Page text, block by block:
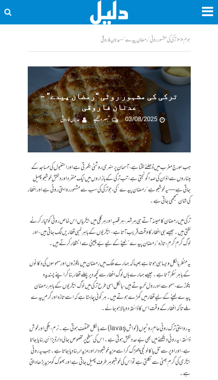
ہوم<<ترکی کی مشہور روٹی “رمضان پیدے” – عدنان فاروقی
ترکی کی مشہور روٹی “رمضان پیدے” –
عدنان فاروقی
03/08/2025
تبصرہ لکھیے عدنان فاروقی
جب سورج مغرب میں ڈھلنے لگتا ہے، آسمان پر سنہری روشنی بکھرتی ہے اور استنبول کی مساجد کے
میناروں سے اذان کی صدا گونجتی ہے، تب ترکی کے بازاروں میں ایک منفرد اور دلکش خوشبو پھیل
جاتی ہے—یہ خوشبو ہے “رمضان پیدے” کی، جو ترکی کی سب سے مشہور روایتی روٹی ہے اور افطار
کی شان سمجھی جاتی ہے۔
ترکی میں رمضان کا مہینہ آتے ہی ہر شہر، ہر قصبہ اور ہر گلی میں بیکریاں اس خاص روٹی کو تیار کرنے
لگتی ہیں۔ جیسے ہی افطار کا وقت قریب آتا ہے، بیکریوں کے باہر لمبی قطاریں لگ جاتی ہیں، اور
لوگ گرم گرم، تازہ “رمضان پیدے” لینے کے لیے بےچینی سے انتظار کرتے ہیں۔
یہ منظر بالکل ویسا ہی ہوتا ہے جیسا کہ ہمارے ملک میں رمضان میں پکوڑوں اور سموسوں کی دکانوں
کے باہر نظر آتا ہے۔ جیسے ہمارے ہاں لوگ افطار سے کچھ دیر پہلے قطار بنا کر اپنے پسندیدہ
پکوڑے، سموسے اور رول خریدتے ہیں، بالکل اسی طرح ترکی میں لوگ بیکریوں کے باہر رمضان
پیدے لینے کے لیے قطار میں کھڑے ہوتے ہیں۔ ہر کوئی چاہتا ہے کہ اسے تازہ اور گرم پیدے
ملے تاکہ افطار کے وقت اس کا ذائقہ دوبالا ہو جائے۔
یہ روایتی ترک روٹی عام روٹیوں (لواش lavaş) سے بالکل مختلف ہوتی ہے۔ نرم، ہلکی اور خوش
ذائقہ، یہ روٹی دیکھنے میں بھی بےحد دلکش ہوتی ہے۔ اس کی سطح پر مخصوص جالی دار ڈیزائن بنایا جاتا
ہے، اور اوپر سے تل یا کالونجی چھڑک کر اسے مزید خوشبودار اور مزیدار بنا دیا جاتا ہے۔ جب یہ روٹی
بیکری کی گرم بھٹی سے نکلتی ہے تو اس کی خوشبو ہر طرف پھیل جاتی ہے اور بھوک کو مزید بڑھا دیتی
ہے۔